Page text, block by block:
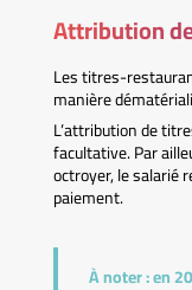
Attribution
Les titres-
manière
L’attribution de
facultative. Par
octroyer, le salarié
paiement.
À noter :en